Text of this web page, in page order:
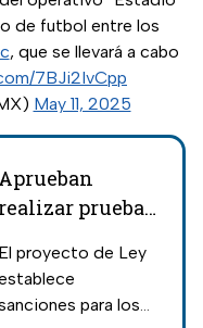
de futbol entre los
, que se llevará a cabo
7BJi2IvCpp
May 11, 2025
Aprueban
realizar prueba
alcoholímetro
en escuelas;
El proyecto de Ley
para los